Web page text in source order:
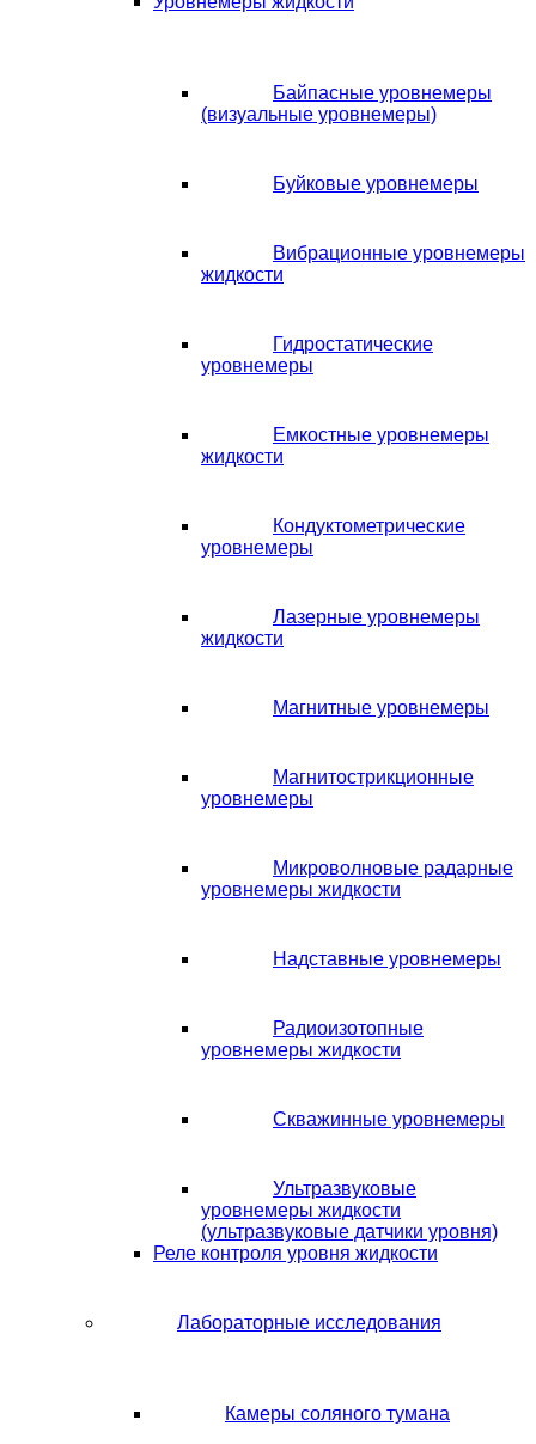
Байпасные уровнемеры
(визуальные уровнемеры)
Буйковые уровнемеры
Вибрационные уровнемеры
жидкости
Гидростатические
уровнемеры
Емкостные уровнемеры
жидкости
Кондуктометрические
уровнемеры
Лазерные уровнемеры
жидкости
Магнитные уровнемеры
Магнитострикционные
уровнемеры
Микроволновые радарные
уровнемеры жидкости
Надставные уровнемеры
Радиоизотопные
уровнемеры жидкости
Скважинные уровнемеры
Ультразвуковые
уровнемеры жидкости
(ультразвуковые датчики уровня)
Реле контроля уровня жидкости
Лабораторные исследования
Камеры соляного тумана